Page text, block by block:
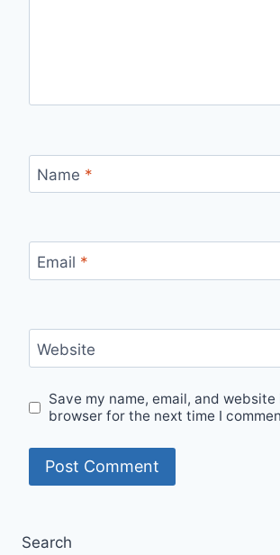
Name *
Email *
Website
Save my name, email, and
browser for the next time I
Search